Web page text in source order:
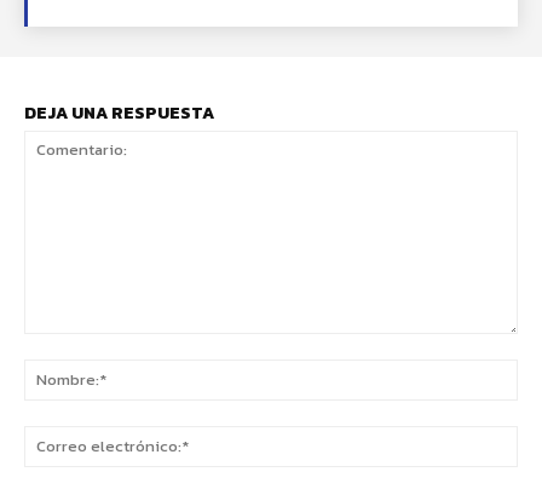
DEJA UNA RESPUESTA